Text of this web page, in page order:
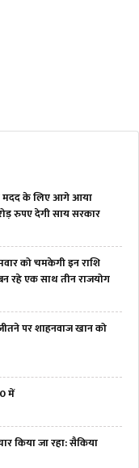
मदद के लिए आगे आया
रुपए देगी साय सरकार
को चमकेगी इन राशि
रहे एक साथ तीन राजयोग
पर शाहनवाज खान को
में
किया जा रहा: सैकिया